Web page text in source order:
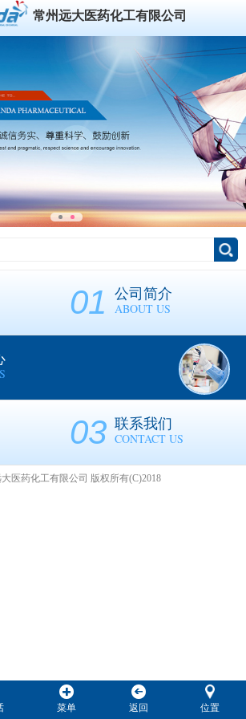
常州远大医药化工有限公司
01 公司简介
ABOUT US
03 联系我们
CONTACT US
医药化工有限公司 版权所有(C)2018
菜单 返回 位置